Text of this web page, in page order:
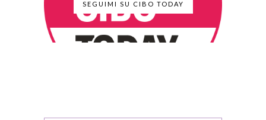
SEGUIMI SU CIBO TODAY